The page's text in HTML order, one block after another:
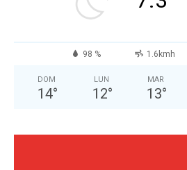
98 % 1.6kmh
DOM
14°
LUN
12°
MAR
13°